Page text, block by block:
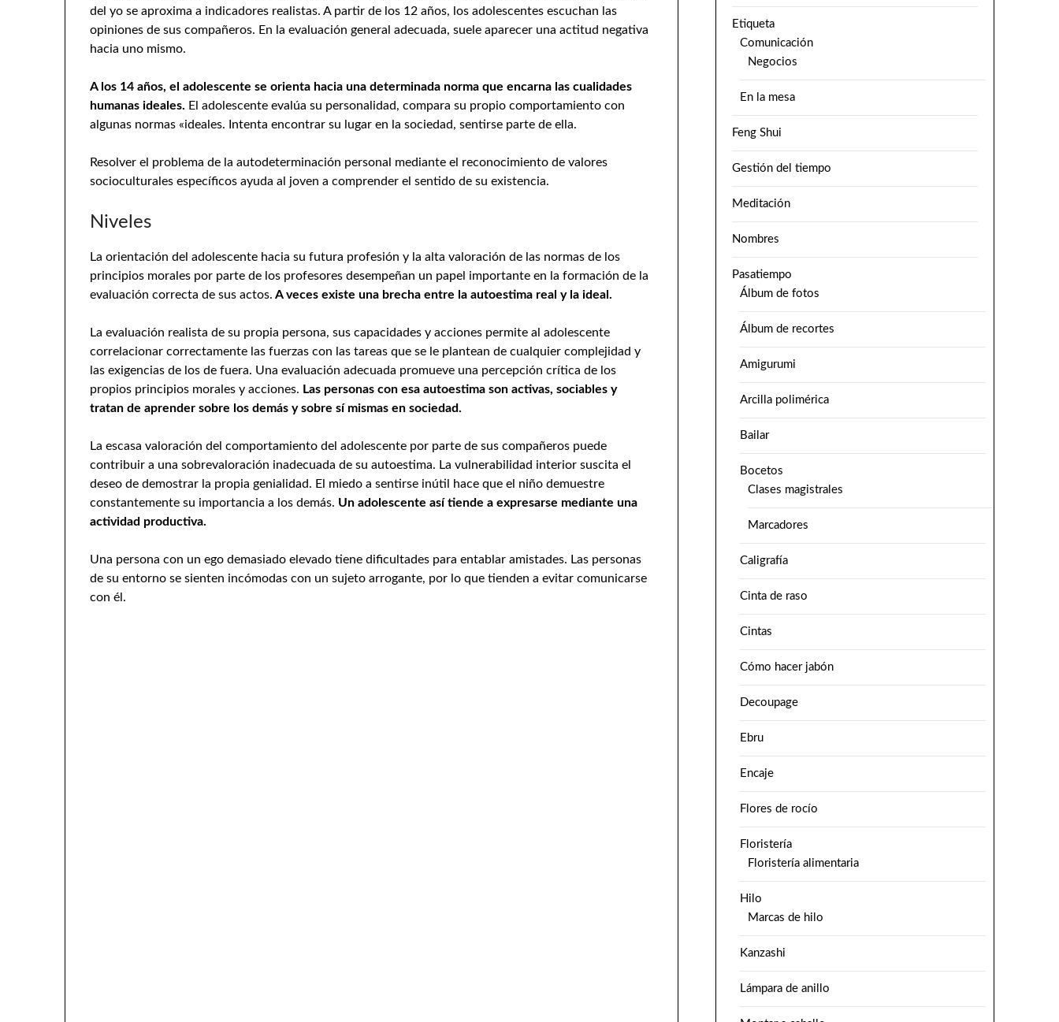
del yo se aproxima a indicadores realistas. A partir de los 12 años, los adolescentes escuchan las
opiniones de sus compañeros. En la evaluación general adecuada, suele aparecer una actitud negativa
hacia uno mismo.
A los 14 años, el adolescente se orienta hacia una determinada norma que encarna las cualidades
humanas ideales. El adolescente evalúa su personalidad, compara su propio comportamiento con
algunas normas «ideales. Intenta encontrar su lugar en la sociedad, sentirse parte de ella.
Resolver el problema de la autodeterminación personal mediante el reconocimiento de valores
socioculturales específicos ayuda al joven a comprender el sentido de su existencia.
Niveles
La orientación del adolescente hacia su futura profesión y la alta valoración de las normas de los
principios morales por parte de los profesores desempeñan un papel importante en la formación de la
evaluación correcta de sus actos. A veces existe una brecha entre la autoestima real y la ideal.
La evaluación realista de su propia persona, sus capacidades y acciones permite al adolescente
correlacionar correctamente las fuerzas con las tareas que se le plantean de cualquier complejidad y
las exigencias de los de fuera. Una evaluación adecuada promueve una percepción crítica de los
propios principios morales y acciones. Las personas con esa autoestima son activas, sociables y
tratan de aprender sobre los demás y sobre sí mismas en sociedad.
La escasa valoración del comportamiento del adolescente por parte de sus compañeros puede
contribuir a una sobrevaloración inadecuada de su autoestima. La vulnerabilidad interior suscita el
deseo de demostrar la propia genialidad. El miedo a sentirse inútil hace que el niño demuestre
constantemente su importancia a los demás. Un adolescente así tiende a expresarse mediante una
actividad productiva.
Una persona con un ego demasiado elevado tiene dificultades para entablar amistades. Las personas
de su entorno se sienten incómodas con un sujeto arrogante, por lo que tienden a evitar comunicarse
con él.
Etiqueta
Comunicación
Negocios
En la mesa
Feng Shui
Gestión del tiempo
Meditación
Nombres
Pasatiempo
Álbum de fotos
Álbum de recortes
Amigurumi
Arcilla polimérica
Bailar
Bocetos
Clases magistrales
Marcadores
Caligrafía
Cinta de raso
Cintas
Cómo hacer jabón
Decoupage
Ebru
Encaje
Flores de rocío
Floristería
Floristería alimentaria
Hilo
Marcas de hilo
Kanzashi
Lámpara de anillo